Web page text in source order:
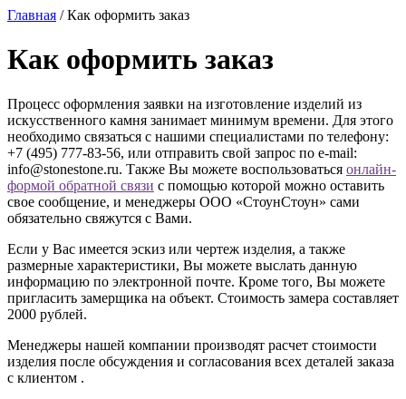
Главная /Как оформить заказ
Как оформить заказ
Процесс оформления заявки на изготовление изделий из
искусственного камня занимает минимум времени. Для этого
необходимо связаться с нашими специалистами по телефону:
+7 (495) 777-83-56, или отправить свой запрос по e-mail:
info@stonestone.ru. Также Вы можете воспользоваться онлайн-
формой обратной связи с помощью которой можно оставить
свое сообщение, и менеджеры ООО «СтоунСтоун» сами
обязательно свяжутся с Вами.
Если у Вас имеется эскиз или чертеж изделия, а также
размерные характеристики, Вы можете выслать данную
информацию по электронной почте. Кроме того, Вы можете
пригласить замерщика на объект. Стоимость замера составляет
2000 рублей.
Менеджеры нашей компании производят расчет стоимости
изделия после обсуждения и согласования всех деталей заказа
с клиентом .